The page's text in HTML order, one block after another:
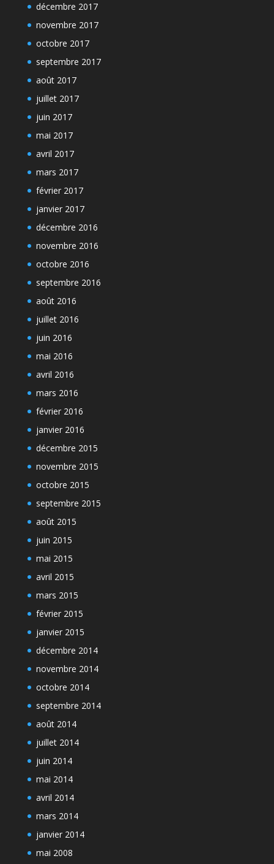
décembre 2017
novembre 2017
octobre 2017
septembre 2017
août 2017
juillet 2017
juin 2017
mai 2017
avril 2017
mars 2017
février 2017
janvier 2017
décembre 2016
novembre 2016
octobre 2016
septembre 2016
août 2016
juillet 2016
juin 2016
mai 2016
avril 2016
mars 2016
février 2016
janvier 2016
décembre 2015
novembre 2015
octobre 2015
septembre 2015
août 2015
juin 2015
mai 2015
avril 2015
mars 2015
février 2015
janvier 2015
décembre 2014
novembre 2014
octobre 2014
septembre 2014
août 2014
juillet 2014
juin 2014
mai 2014
avril 2014
mars 2014
janvier 2014
mai 2008